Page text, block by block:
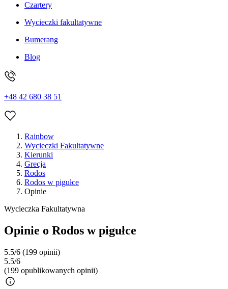
Czartery
Wycieczki fakultatywne
Bumerang
Blog
+48 42 680 38 51
Rainbow
Wycieczki Fakultatywne
Kierunki
Grecja
Rodos
Rodos w pigułce
Opinie
Wycieczka Fakultatywna
Opinie o Rodos w pigułce
5.5/6 (199 opinii)
5.5/6
(199 opublikowanych opinii)